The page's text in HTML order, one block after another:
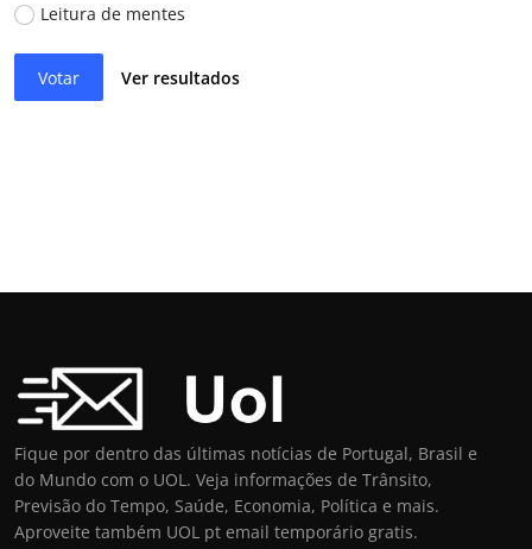
Leitura de mentes
Votar Ver resultados
Fique por dentro das últimas notícias de Portugal, Brasil e
do Mundo com o UOL. Veja informações de Trânsito,
Previsão do Tempo, Saúde, Economia, Política e mais.
Aproveite também UOL pt email temporário gratis.